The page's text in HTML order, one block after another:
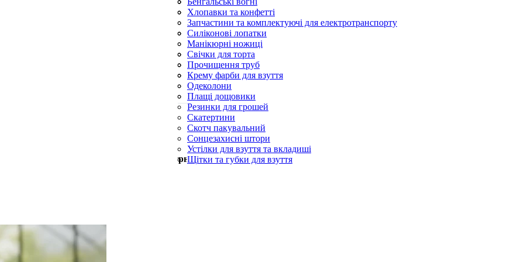
Шланги поливальні
Спрей від комарів
Ультразвукові відлякувачі
Фумігатори
Хлопавки та конфетті
Запчастини та комплектуючі для електротранспорту
Ліхтарики
Силіконові лопатки
Силіконові пензлики
Форми для випічки
Манікюрні ножиці
Пилки для п’ят
Пилочки для нігтів
Свічки для торта
Свічки конусні та кручені
Церковні свічки
Прочищення труб
Серветки для прибирання
Синька
Скребки для посуду
Крему фарби для взуття
Одеколони
Плащі дощовики
Резинки для грошей
Скатертини
Скотч пакувальний
Сонцезахисні штори
Устілки для взуття та вкладиші
Щітки та губки для взуття
грн